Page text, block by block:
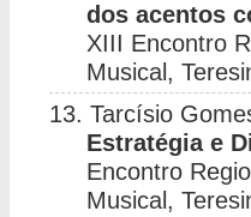
dos acentos
XIII Encontro
Musical,
13. Tarcísio
Estratégia e
Encontro
Musical,